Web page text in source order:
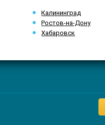
Калининград
Ростов-на-Дону
Хабаровск